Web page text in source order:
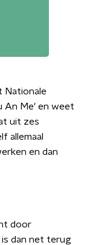
Nationale
An Me' en weet
uit zes
allemaal
en dan
door
is dan net terug